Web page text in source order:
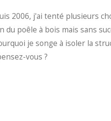
2006, j'ai tenté plusieurs
poêle à bois mais sans
je songe à isoler la
vous ?